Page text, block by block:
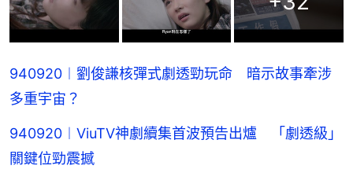
940920︱劉俊謙核彈式劇透勁玩命 暗示故事牽涉
多重宇宙？
940920︱ViuTV神劇續集首波預告出爐 「劇透級」
關鍵位勁震撼